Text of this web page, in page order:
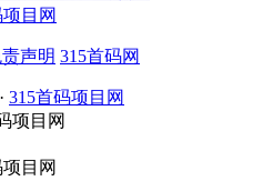
声明 315首码网
315首码项目网